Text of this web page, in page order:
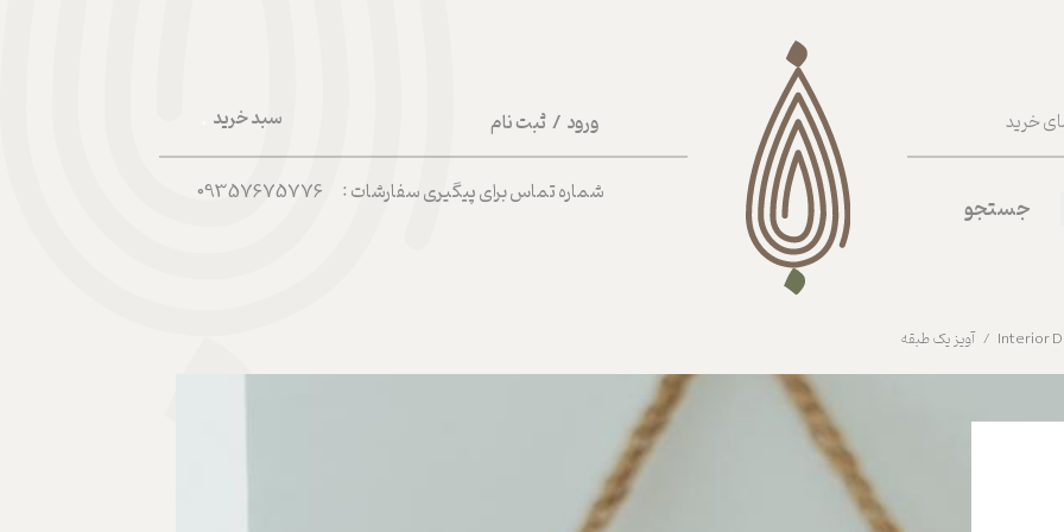
سبد خرید ورود / ثبت نام
حساب کاربری من
تغییر گذر واژه
خرید
شماره تماس برای پیگیری سفارشات : 09357675776
جستجو
آویز یک طبقه